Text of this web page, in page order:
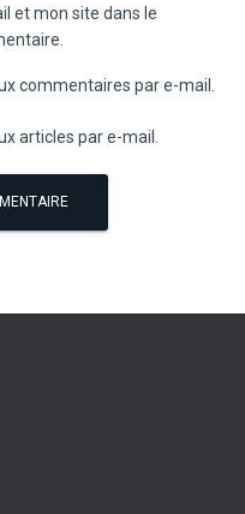
et mon site dans le
commentaires par e-mail.
articles par e-mail.